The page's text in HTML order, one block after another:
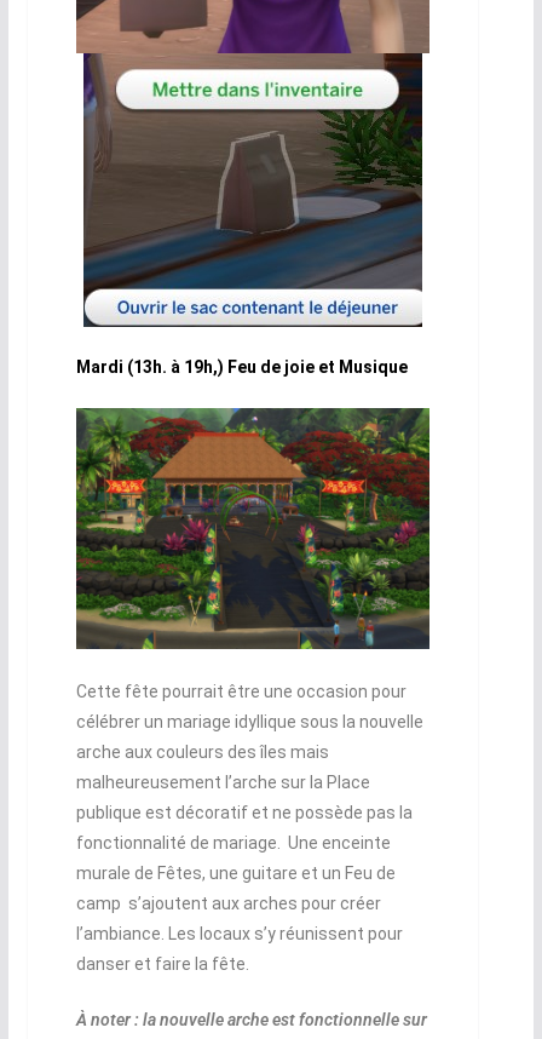
Mardi (13h. à 19h,) Feu de joie et Musique
Cette fête pourrait être une occasion pour
célébrer un mariage idyllique sous la nouvelle
arche aux couleurs des îles mais
malheureusement l’arche sur la Place
publique est décoratif et ne possède pas la
fonctionnalité de mariage. Une enceinte
murale de Fêtes, une guitare et un Feu de
camp s’ajoutent aux arches pour créer
l’ambiance. Les locaux s’y réunissent pour
danser et faire la fête.
À noter : la nouvelle arche est fonctionnelle sur